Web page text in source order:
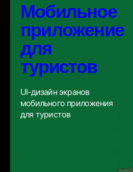
Мобильное
приложение
для
туристов
UI-дизайн экранов
мобильного приложения
для туристов